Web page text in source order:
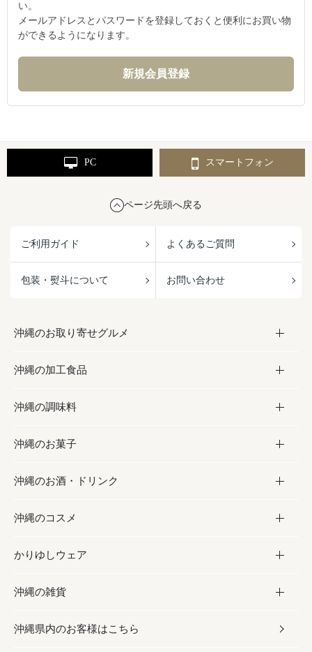
い。
メールアドレスとパスワードを登録しておくと便利にお買い物
ができるようになります。
PC スマートフォン
ページ先頭へ戻る
ご利用ガイド よくあるご質問
包装・熨斗について お問い合わせ
沖縄のお取り寄せグルメ
お取り寄せグルメ
フルーツ・野菜
お肉
海産物
沖縄の加工食品
加工食品
缶詰／パウチ
沖縄料理
沖縄そば／乾麺
レトルト食品
乾物／粉類
沖縄の調味料
調味料
砂糖／黒砂糖
塩
お酢／ドレッシング
しょうゆ
みそ
沖縄のお菓子
お菓子
黒糖
ちんすこう
伝統菓子
スナック
沖縄のお酒・ドリンク
お酒・ドリンク
泡盛
ビール・チューハイ
ワイン・ウィスキー・カクテル
沖縄のコスメ
コスメ
スキンケア
ボディケア
かりゆしウェア
かりゆしウェア
メンズ
沖縄の雑貨
雑貨
沖縄県内のお客様はこちら